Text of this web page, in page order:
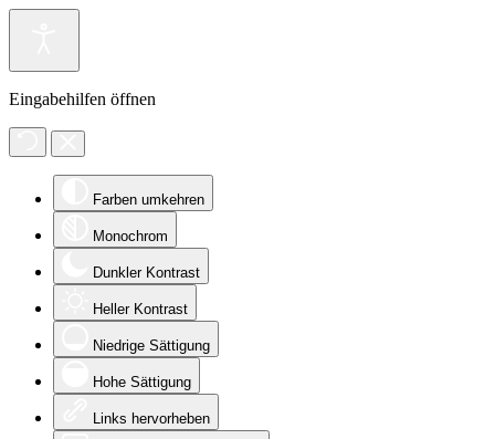
Eingabehilfen öffnen
Farben umkehren
Monochrom
Dunkler Kontrast
Heller Kontrast
Niedrige Sättigung
Hohe Sättigung
Links hervorheben